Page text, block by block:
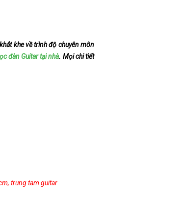
khe về trình độ chuyên môn
đàn Guitar tại nhà. Mọi chi tiết
, trung tam guitar